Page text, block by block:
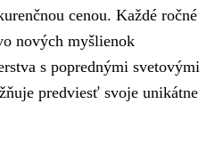
cenou. Každé ročné
nových myšlienok
s poprednými svetovými
predviesť svoje unikátne